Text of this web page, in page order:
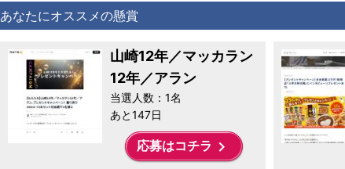
あなたにオススメの懸賞
山崎12年／マッカラン
12年／アラン
当選人数：1名
あと147日
応募はコチラ keyboard_arrow_right